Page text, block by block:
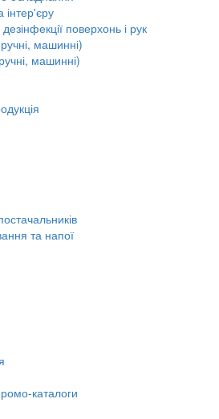
інтер'єру
поверхонь і рук
машинні)
машинні)
та напої
каталоги